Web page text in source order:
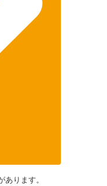
ります。